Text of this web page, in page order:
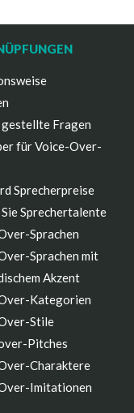
Fragen
für Voice-Over-
Sprecherpreise
Sprechertalente
Sprachen
Sprachen mit
Akzent
Kategorien
Stile
Pitches
Charaktere
Imitationen